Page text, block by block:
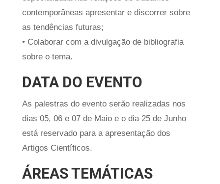
contemporâneas apresentar e discorrer sobre
as tendências futuras;
• Colaborar com a divulgação de bibliografia
sobre o tema.
DATA DO EVENTO
As palestras do evento serão realizadas nos
dias 05, 06 e 07 de Maio e o dia 25 de Junho
está reservado para a apresentação dos
Artigos Científicos.
ÁREAS TEMÁTICAS